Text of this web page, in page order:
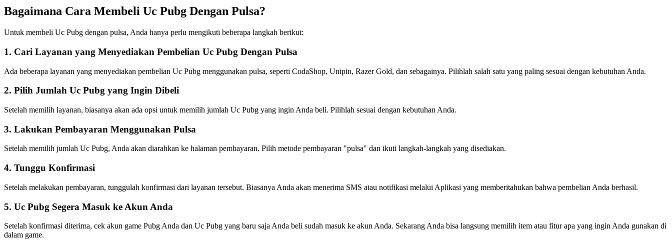
Bagaimana Cara Membeli Uc Pubg Dengan Pulsa?
Untuk membeli Uc Pubg dengan pulsa, Anda hanya perlu mengikuti beberapa langkah berikut:
1. Cari Layanan yang Menyediakan Pembelian Uc Pubg Dengan Pulsa
Ada beberapa layanan yang menyediakan pembelian Uc Pubg menggunakan pulsa, seperti CodaShop, Unipin, Razer Gold, dan sebagainya. Pilihlah salah satu yang paling sesuai dengan kebutuhan Anda.
2. Pilih Jumlah Uc Pubg yang Ingin Dibeli
Setelah memilih layanan, biasanya akan ada opsi untuk memilih jumlah Uc Pubg yang ingin Anda beli. Pilihlah sesuai dengan kebutuhan Anda.
3. Lakukan Pembayaran Menggunakan Pulsa
Setelah memilih jumlah Uc Pubg, Anda akan diarahkan ke halaman pembayaran. Pilih metode pembayaran "pulsa" dan ikuti langkah-langkah yang disediakan.
4. Tunggu Konfirmasi
Setelah melakukan pembayaran, tunggulah konfirmasi dari layanan tersebut. Biasanya Anda akan menerima SMS atau notifikasi melalui Aplikasi yang memberitahukan bahwa pembelian Anda berhasil.
5. Uc Pubg Segera Masuk ke Akun Anda
Setelah konfirmasi diterima, cek akun game Pubg Anda dan Uc Pubg yang baru saja Anda beli sudah masuk ke akun Anda. Sekarang Anda bisa langsung memilih item atau fitur apa yang ingin Anda gunakan di
dalam game.